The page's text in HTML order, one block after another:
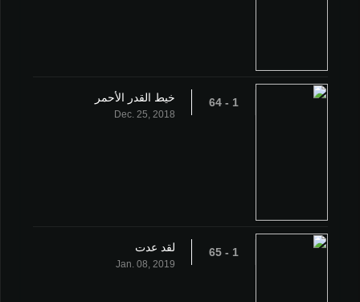
1 - 64 خيط القدر الأحمر
Dec. 25, 2018
1 - 65 لقد عدت
Jan. 08, 2019